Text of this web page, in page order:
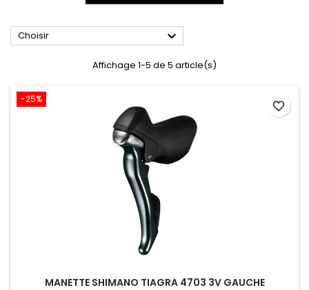
Choisir 
Affichage 1-5 de 5 article(s)
-25%
MANETTE SHIMANO TIAGRA 4703 3V GAUCHE
favorite_border